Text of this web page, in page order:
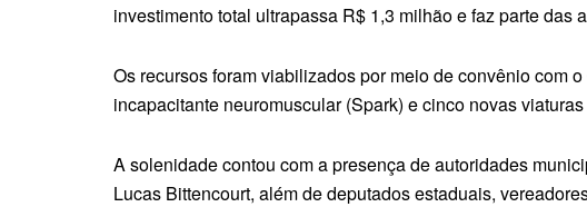
investimento total ultrapassa R$ 1,3 milhão e faz parte
Os recursos foram viabilizados por meio de convênio com
incapacitante neuromuscular (Spark) e cinco novas
A solenidade contou com a presença de autoridades
Lucas Bittencourt, além de deputados estaduais,